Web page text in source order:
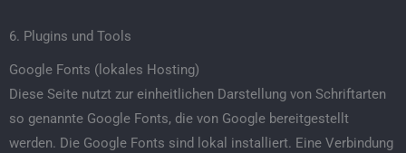
6. Plugins und Tools
Google Fonts (lokales Hosting)
Diese Seite nutzt zur einheitlichen Darstellung von Schriftarten
so genannte Google Fonts, die von Google bereitgestellt
werden. Die Google Fonts sind lokal installiert. Eine Verbindung